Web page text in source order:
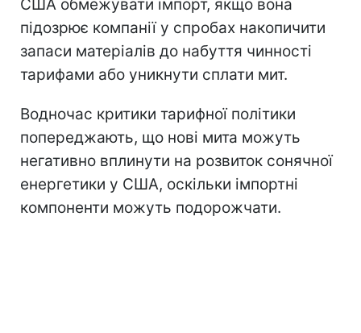
США обмежувати імпорт, якщо вона
підозрює компанії у спробах накопичити
запаси матеріалів до набуття чинності
тарифами або уникнути сплати мит.
Водночас критики тарифної політики
попереджають, що нові мита можуть
негативно вплинути на розвиток сонячної
енергетики у США, оскільки імпортні
компоненти можуть подорожчати.